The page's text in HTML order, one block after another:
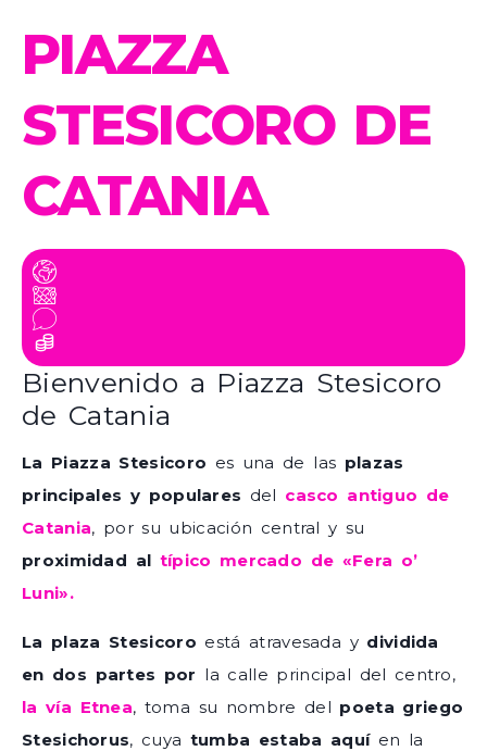
PIAZZA
STESICORO DE
CATANIA
Bienvenido a Piazza Stesicoro
de Catania
La Piazza Stesicoro es una de las plazas
principales y populares del casco antiguo de
Catania, por su ubicación central y su
proximidad al típico mercado de «Fera o’
Luni».
La plaza Stesicoro está atravesada y dividida
en dos partes por la calle principal del centro,
la vía Etnea, toma su nombre del poeta griego
Stesichorus, cuya tumba estaba aquíen la